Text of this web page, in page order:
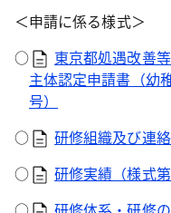
＜申請に係る様式＞
○
東京都処遇改善
主体認定申請書（幼
号）
○
研修組織及び連
○
研修実績（様式第